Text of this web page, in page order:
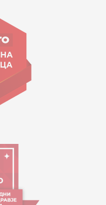
Скопје